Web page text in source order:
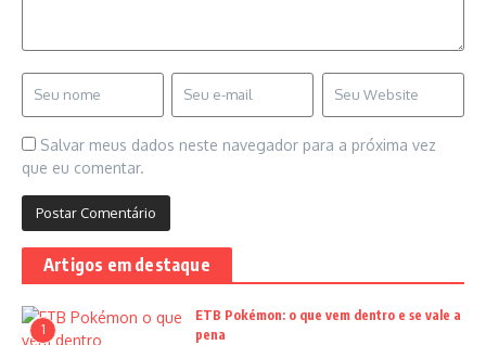
Salvar meus dados neste navegador para a próxima vez
que eu comentar.
Artigos em destaque
1
ETB Pokémon: o que vem dentro e se vale a
pena